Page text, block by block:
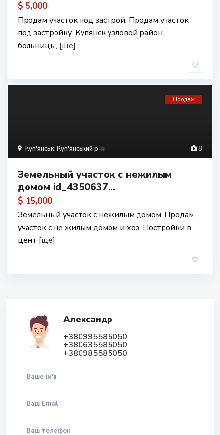
$ 5,000
Продам участок под застрой. Продам участок
под застройку. Купянск узловой район
больницы, [ще]
8
Куп'янськ, Куп'янський р-н
Продаж
Земельный участок с нежилым
домом id_4350637...
$ 15,000
Земельный участок с нежилым домом. Продам
участок с не жилым домом и хоз. Постройки в
цент [ще]
Александр
+380995585050
+380635585050
+380985585050